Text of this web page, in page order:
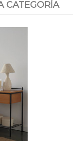
CATEGORÍA